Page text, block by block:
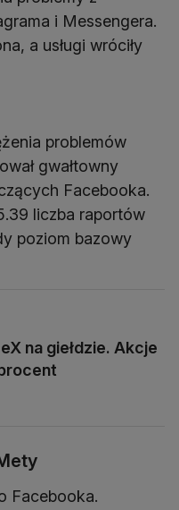
i Messengera.
a usługi wróciły
problemów
gwałtowny
Facebooka.
liczba raportów
poziom bazowy
na giełdzie. Akcje
Facebooka.